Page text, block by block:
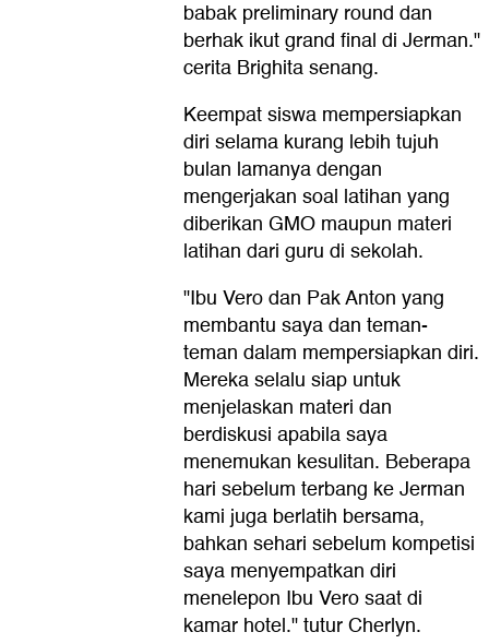
babak preliminary round dan
berhak ikut grand final di Jerman."
cerita Brighita senang.
Keempat siswa mempersiapkan
diri selama kurang lebih tujuh
bulan lamanya dengan
mengerjakan soal latihan yang
diberikan GMO maupun materi
latihan dari guru di sekolah.
"Ibu Vero dan Pak Anton yang
membantu saya dan teman-
teman dalam mempersiapkan diri.
Mereka selalu siap untuk
menjelaskan materi dan
berdiskusi apabila saya
menemukan kesulitan. Beberapa
hari sebelum terbang ke Jerman
kami juga berlatih bersama,
bahkan sehari sebelum kompetisi
saya menyempatkan diri
menelepon Ibu Vero saat di
kamar hotel." tutur Cherlyn.